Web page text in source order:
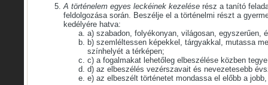
A történelem egyes leckéinek kezelése rész a tanító
feldolgozása során. Beszélje el a történelmi részt a
kedélyére hatva:
a) szabadon, folyékonyan, világosan, egyszerűen,
b) szemléltessen képekkel, tárgyakkal, mutassa
színhelyét a térképen;
c) a fogalmakat lehetőleg elbeszélése közben
d) az elbeszélés vezérszavait és nevezetesebb
e) az elbeszélt történetet mondassa el előbb a